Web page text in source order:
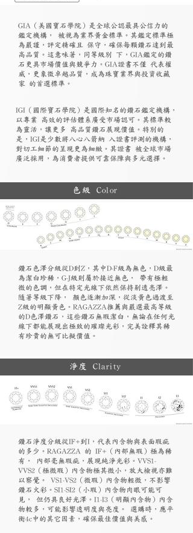
GIA（美國寶石學院）是全球公認最具公信力的
鑑定機構， 被視為業界黃金標準。其鑑定標準極
為嚴謹，評定精確且 保守，確保每顆鑽石達到最
高品質。這意味著，同等級別 下，GIA鑑定的鑽
石更具市場價值與競爭力。GIA證書不僅 代表權
威，更象徵卓越品質，成為珠寶業界與投資收藏
家 的首選標準。
​IGI（國際寶石學院）是國際知名的鑽石鑑定機構，
以專業 高效的評估體系廣受市場認可。其標準較
為靈活，讓更多 高品質鑽石展現價值。特別的
是，IGI是少數將八心八箭納 入證書評測的機構，
對切工細節的呈現更為細緻。其證書 被全球市場
廣泛採用，為消費者提供可靠保障與多元選擇。
色級 Color
鑽石色澤分級從D到Z，其中D-F級為無色，D級最
為潔白珍稀，G-J級則屬於接近無色， 帶有極輕
微的色調，但在特定光線下依然保持剔透亮澤。
隨著等級下降， 顏色逐漸加深，從淡黃色過渡至
Z級的明顯黃色。RAGAZZA推薦與嚴選最高等級
的D色澤鑽石，這些鑽石無瑕潔白，無論在任何光
線下都能展現出極致的璀璨光彩，完美詮釋其稀
有珍貴的無可比擬價值。
淨度 Clarity
鑽石淨度分級從IF+到I，代表內含物與表面瑕疵
的多少。RAGAZZA 的 IF+（內部無瑕）極為稀
有， 內部毫無瑕疵，展現純淨光彩。VVS1-
VVS2（極微瑕）內含物極其微小，放大檢視亦難
以察覺。 VS1-VS2（微瑕）內含物輕微，不影響
鑽石火彩。SI1-SI2（小瑕）內含物肉眼可能可
見， 但仍具良好光澤。I1-I3（明顯內含物）內含
物較多，可能影響透明度與亮度。 選購時，應平
衡4c中的其它因素，確保最佳價值與美感。